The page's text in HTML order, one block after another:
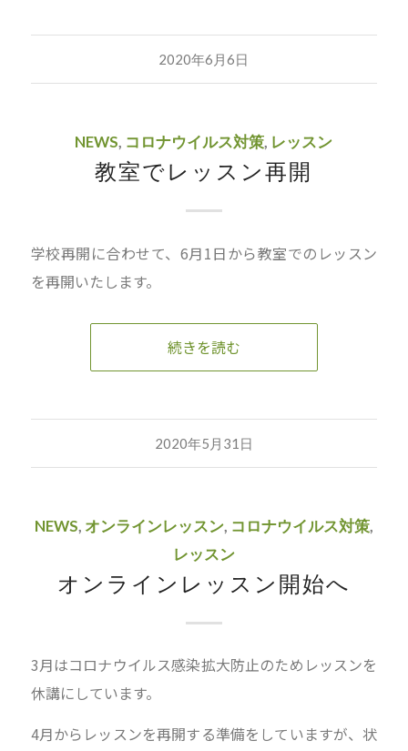
2020年6月6日
NEWS, コロナウイルス対策, レッスン
教室でレッスン再開
学校再開に合わせて、6月1日から教室でのレッスン
を再開いたします。
続きを読む
2020年5月31日
NEWS, オンラインレッスン, コロナウイルス対策,
レッスン
オンラインレッスン開始へ
3月はコロナウイルス感染拡大防止のためレッスンを
休講にしています。
4月からレッスンを再開する準備をしていますが、状